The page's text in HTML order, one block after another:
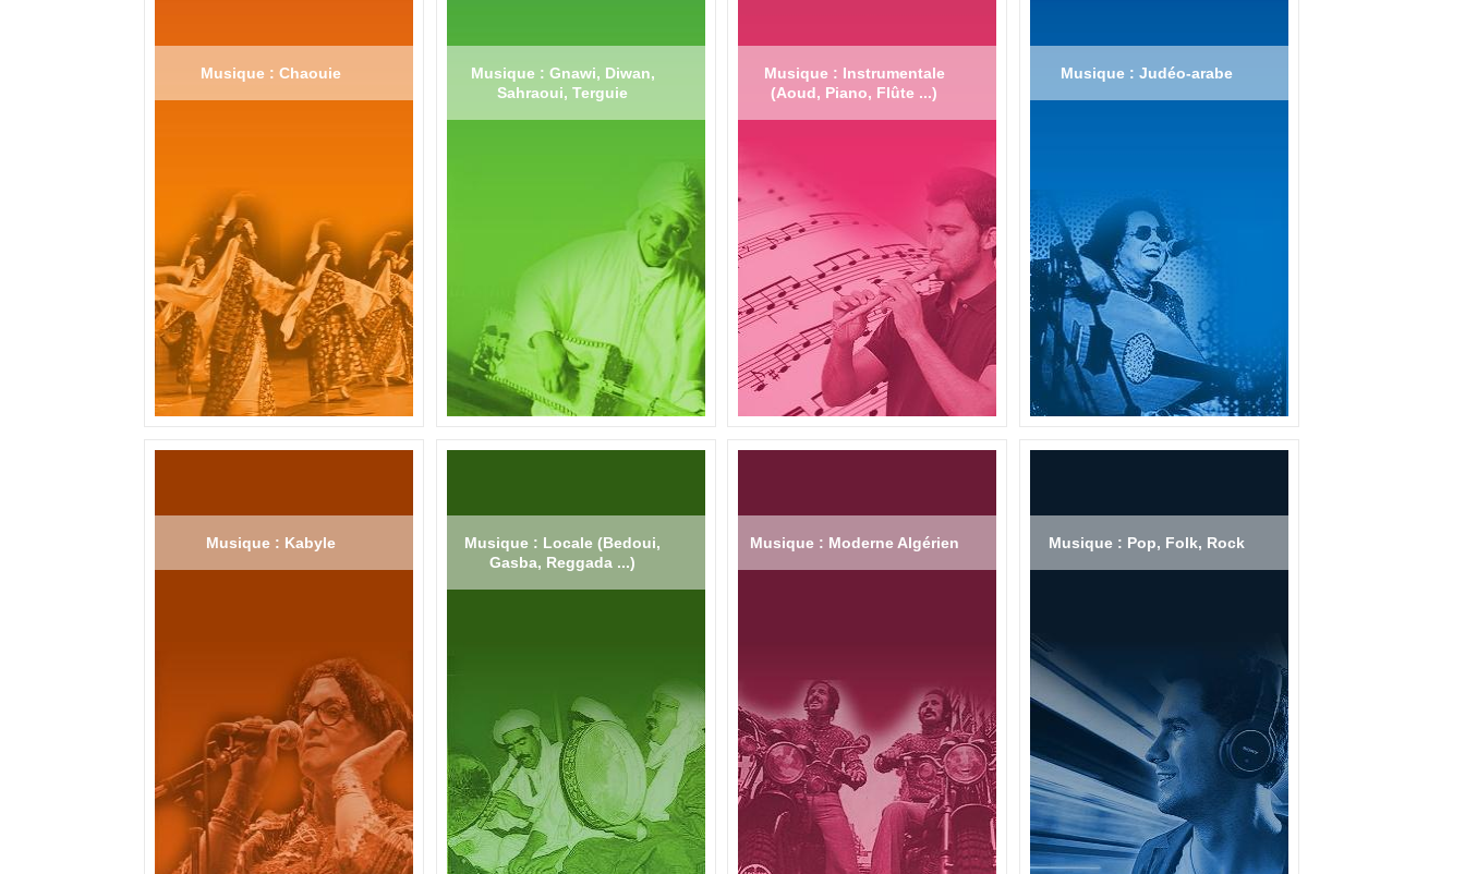
Musique : Chaouie
Musique : Gnawi, Diwan,
Sahraoui, Terguie
Musique : Instrumentale
(Aoud, Piano, Flûte ...)
Musique : Judéo-arabe
Musique : Kabyle
Musique : Locale (Bedoui,
Gasba, Reggada ...)
Musique : Moderne Algérien Musique : Pop, Folk, Rock